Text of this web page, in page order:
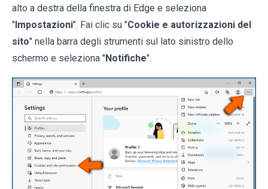
alto a destra della finestra di Edge e seleziona
"Impostazioni". Fai clic su "Cookie e autorizzazioni del
sito" nella barra degli strumenti sul lato sinistro dello
schermo e seleziona "Notifiche".